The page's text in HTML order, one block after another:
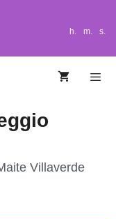
h. m. s.
Villaverde